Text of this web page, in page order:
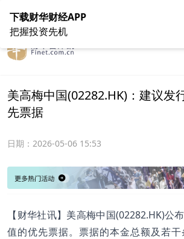
在线客服 关于我们
美高梅中国(02282.HK)：建议发
先票据
日期： 2026-05-06 15:53
【财华社讯】美高梅中国(02282.HK)公
值的优先票据。票据的本金总额及若
下载财华财经APP
把握投资先机